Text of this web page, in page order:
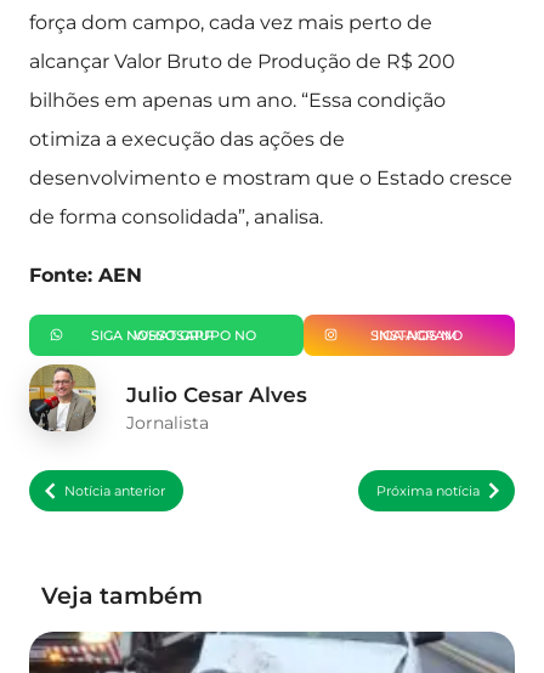
força dom campo, cada vez mais perto de
alcançar Valor Bruto de Produção de R$ 200
bilhões em apenas um ano. “Essa condição
otimiza a execução das ações de
desenvolvimento e mostram que o Estado cresce
de forma consolidada”, analisa.
Fonte: AEN
SIGA NOSSO GRUPO NO WHATSAPP SIGA-NOS NO INSTAGRAM
Julio Cesar Alves
Jornalista
Notícia anterior Próxima notícia
Veja também